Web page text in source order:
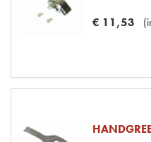
€ 11,53 (